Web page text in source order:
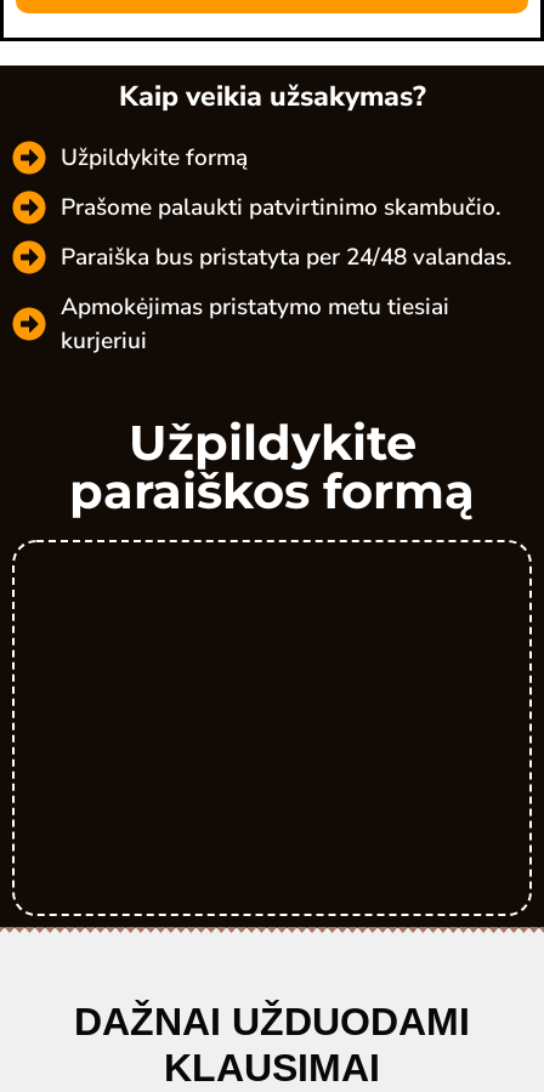
Kaip veikia užsakymas?
Užpildykite formą
Prašome palaukti patvirtinimo skambučio.
Paraiška bus pristatyta per 24/48 valandas.
Apmokėjimas pristatymo metu tiesiai
kurjeriui
Užpildykite
paraiškos formą
DAŽNAI UŽDUODAMI
KLAUSIMAI